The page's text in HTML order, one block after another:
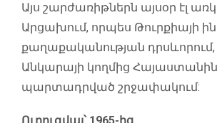
Այս շարժառիթներն այսօր էլ
Արցախում, որպես Թուրքիայի
քաղաքականության դրսևորում,
Անկարայի կողմից Հայաստանին
պարտադրված շրջափակում: